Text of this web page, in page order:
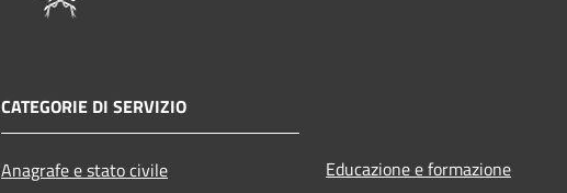
CATEGORIE DI SERVIZIO
Anagrafe e stato civile
Educazione e formazione